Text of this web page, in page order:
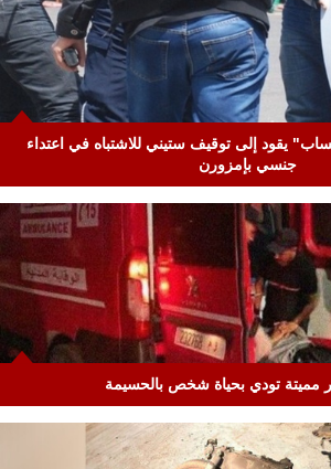
يقود إلى توقيف ستيني للاشتباه في اعتداء
جنسي بإمزورن
مميتة تودي بحياة شخص بالحسيمة